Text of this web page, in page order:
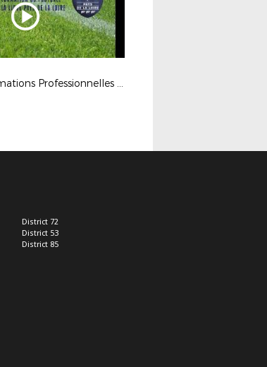
Webinaires Formations Professionnelles 2026-2027
District 72
District 53
District 85